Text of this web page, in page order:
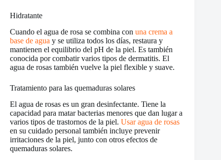
Hidratante
Cuando el agua de rosa se ​​combina con una crema a
base de agua y se utiliza todos los días, restaura y
mantienen el equilibrio del pH de la piel. Es también
conocida por combatir varios tipos de dermatitis. El
agua de rosas también vuelve la piel flexible y suave.
Tratamiento para las quemaduras solares
El agua de rosas es un gran desinfectante. Tiene la
capacidad para matar bacterias menores que dan lugar a
varios tipos de trastornos de la piel. Usar agua de rosas
en su cuidado personal también incluye prevenir
irritaciones de la piel, junto con otros efectos de
quemaduras solares.